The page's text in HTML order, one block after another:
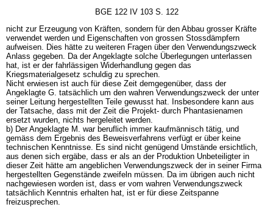
BGE 122 IV 103 S. 122
nicht zur Erzeugung von Kräften, sondern für den Abbau grosser Kräfte
verwendet werden und Eigenschaften von grossen Stossdämpfern
aufweisen. Dies hätte zu weiteren Fragen über den Verwendungszweck
Anlass gegeben. Da der Angeklagte solche Überlegungen unterlassen
hat, ist er der fahrlässigen Widerhandlung gegen das
Kriegsmaterialgesetz schuldig zu sprechen.
Nicht erwiesen ist auch für diese Zeit demgegenüber, dass der
Angeklagte G. tatsächlich um den wahren Verwendungszweck der unter
seiner Leitung hergestellten Teile gewusst hat. Insbesondere kann aus
der Tatsache, dass mit der Zeit die Projekt- durch Phantasienamen
ersetzt wurden, nichts hergeleitet werden.
b) Der Angeklagte M. war beruflich immer kaufmännisch tätig, und
gemäss dem Ergebnis des Beweisverfahrens verfügt er über keine
technischen Kenntnisse. Es sind nicht genügend Umstände ersichtlich,
aus denen sich ergäbe, dass er als an der Produktion Unbeteiligter in
dieser Zeit hätte am angeblichen Verwendungszweck der in seiner Firma
hergestellten Gegenstände zweifeln müssen. Da im übrigen auch nicht
nachgewiesen worden ist, dass er vom wahren Verwendungszweck
tatsächlich Kenntnis erhalten hat, ist er für diese Zeitspanne
freizusprechen.